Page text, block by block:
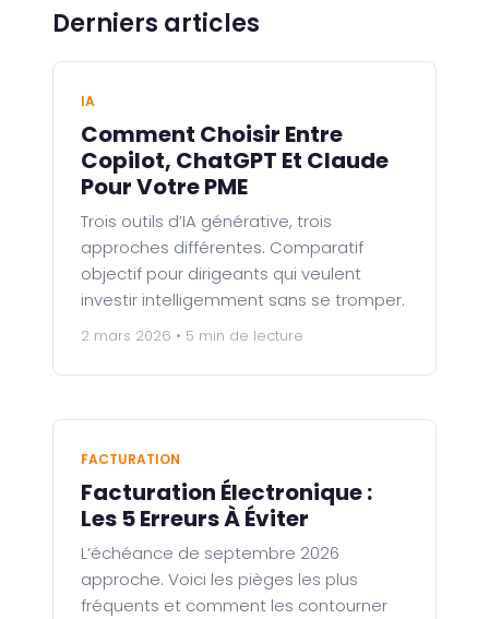
Derniers articles
IA
Comment Choisir Entre
Copilot, ChatGPT Et Claude
Pour Votre PME
Trois outils d’IA générative, trois
approches différentes. Comparatif
objectif pour dirigeants qui veulent
investir intelligemment sans se tromper.
2 mars 2026 • 5 min de lecture
FACTURATION
Facturation Électronique :
Les 5 Erreurs À Éviter
L’échéance de septembre 2026
approche. Voici les pièges les plus
fréquents et comment les contourner